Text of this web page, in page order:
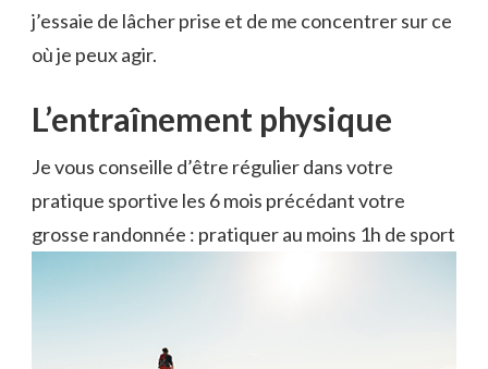
j’essaie de lâcher prise et de me concentrer sur ce
où je peux agir.
L’entraînement physique
Je vous conseille d’être régulier dans votre
pratique sportive les 6 mois précédant votre
grosse randonnée : pratiquer au moins 1h de sport